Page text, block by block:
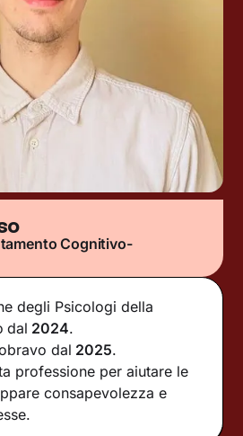
Cognitivo-
degli Psicologi della
dal 2024.
dal 2025.
professione per aiutare le
consapevolezza e